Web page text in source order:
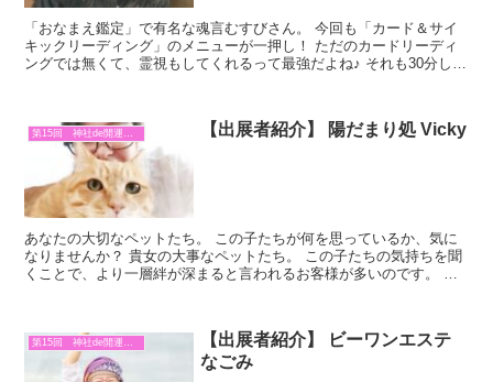
「おなまえ鑑定」で有名な魂言むすびさん。 今回も「カード＆サイ
キックリーディング」のメニューが一押し！ ただのカードリーディ
ングでは無くて、霊視もしてくれるって最強だよね♪ それも30分しっ
【出展者紹介】 陽だまり処 Vicky
あなたの大切なペットたち。 この子たちが何を思っているか、気に
なりませんか？ 貴女の大事なペットたち。 この子たちの気持ちを聞
くことで、より一層絆が深まると言われるお客様が多いのです。 そ
第15回 神社de開運マルシェ
【出展者紹介】 ビーワンエステ
なごみ